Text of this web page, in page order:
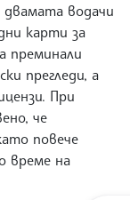
двамата водачи
карти за
преминали
прегледи, а
При
че
повече
време на